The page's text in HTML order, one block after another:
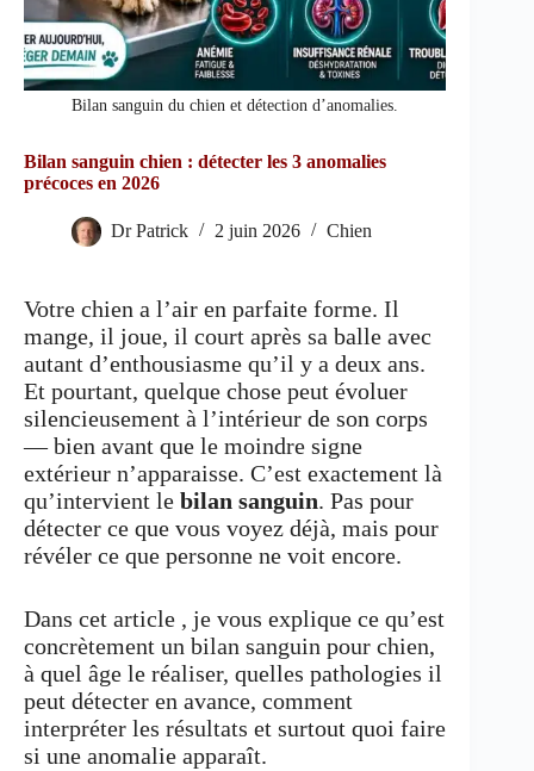
Bilan sanguin du chien et détection d’anomalies.
Bilan sanguin chien : détecter les 3 anomalies
précoces en 2026
Dr Patrick 2 juin 2026 Chien
Votre chien a l’air en parfaite forme. Il
mange, il joue, il court après sa balle avec
autant d’enthousiasme qu’il y a deux ans.
Et pourtant, quelque chose peut évoluer
silencieusement à l’intérieur de son corps
— bien avant que le moindre signe
extérieur n’apparaisse. C’est exactement là
qu’intervient le bilan sanguin. Pas pour
détecter ce que vous voyez déjà, mais pour
révéler ce que personne ne voit encore.
Dans cet article , je vous explique ce qu’est
concrètement un bilan sanguin pour chien,
à quel âge le réaliser, quelles pathologies il
peut détecter en avance, comment
interpréter les résultats et surtout quoi faire
si une anomalie apparaît.